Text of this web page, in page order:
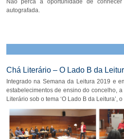
Não perca a oportunidade de
autografada.
Chá Literário – O Lado B da
Integrado na Semana da Leitura 2019 e
estabelecimentos de ensino do concelho,
Literário sob o tema ‘O Lado B da